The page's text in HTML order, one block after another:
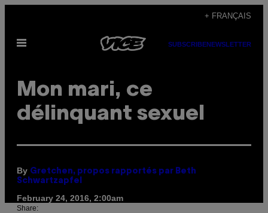
content
+ FRANÇAIS
Open
SUBSCRIBENEWSLETTER
Mon mari, ce
délinquant sexuel
By Gretchen, propos rapportés par Beth
Schwartzapfel
February 24, 2016, 2:00am
Share: